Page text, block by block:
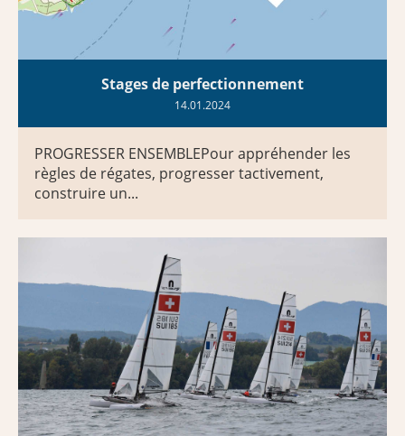
Stages de perfectionnement
14.01.2024
PROGRESSER ENSEMBLEPour appréhender les
règles de régates, progresser tactivement,
construire un...